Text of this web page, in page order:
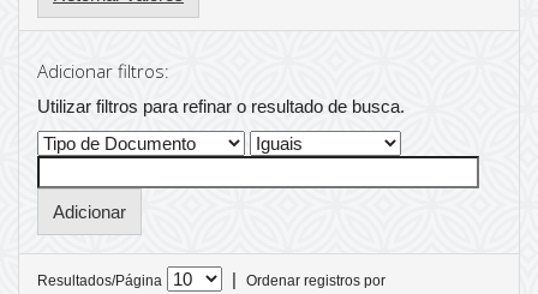
Adicionar filtros:
Utilizar filtros para refinar o resultado de busca.
Resultados/Página |
Ordenar registros por